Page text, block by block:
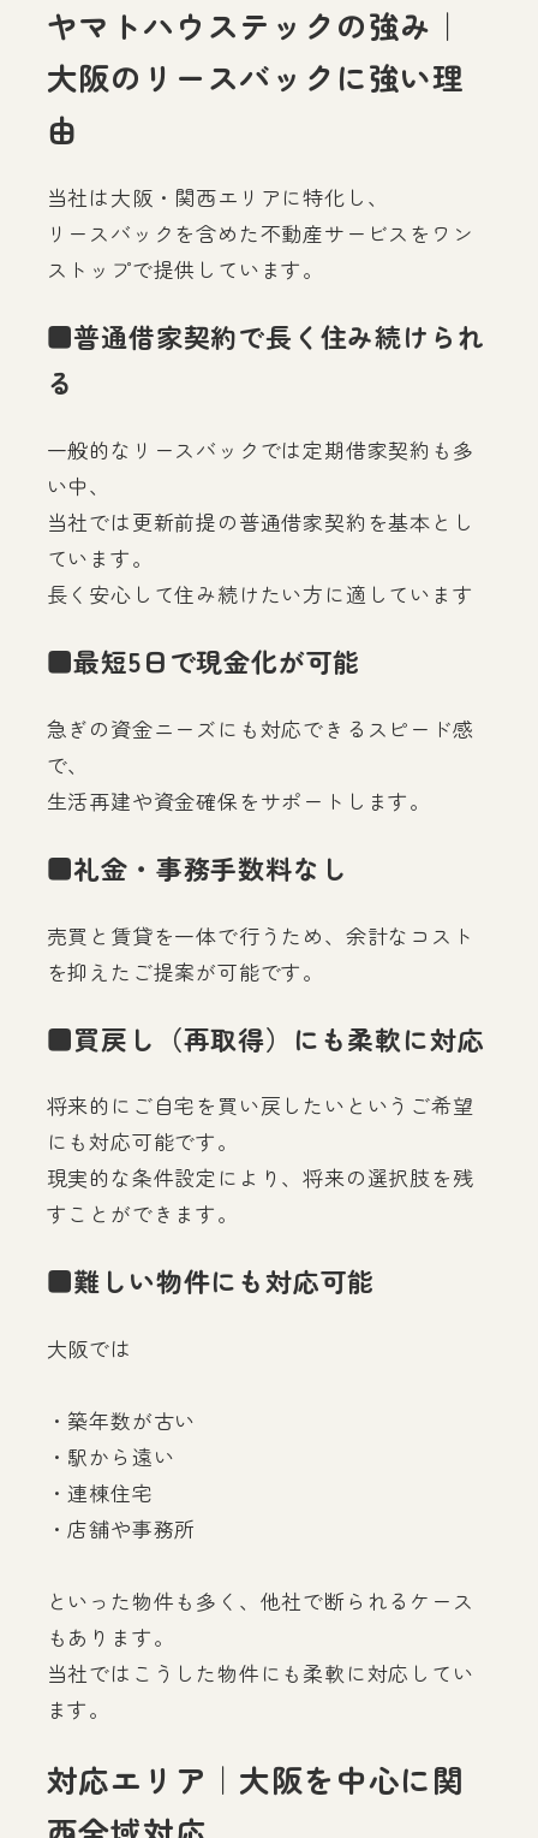
ヤマトハウステックの強み｜
大阪のリースバックに強い理
由
当社は大阪・関西エリアに特化し、
リースバックを含めた不動産サービスをワン
ストップで提供しています。
■普通借家契約で長く住み続けられ
る
一般的なリースバックでは定期借家契約も多
い中、
当社では更新前提の普通借家契約を基本とし
ています。
長く安心して住み続けたい方に適しています
■最短5日で現金化が可能
急ぎの資金ニーズにも対応できるスピード感
で、
生活再建や資金確保をサポートします。
■礼金・事務手数料なし
売買と賃貸を一体で行うため、余計なコスト
を抑えたご提案が可能です。
■買戻し（再取得）にも柔軟に対応
将来的にご自宅を買い戻したいというご希望
にも対応可能です。
現実的な条件設定により、将来の選択肢を残
すことができます。
■難しい物件にも対応可能
大阪では
・築年数が古い
・駅から遠い
・連棟住宅
・店舗や事務所
といった物件も多く、他社で断られるケース
もあります。
当社ではこうした物件にも柔軟に対応してい
ます。
対応エリア｜大阪を中心に関